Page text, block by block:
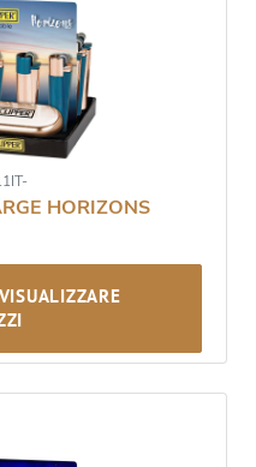
HORIZONS